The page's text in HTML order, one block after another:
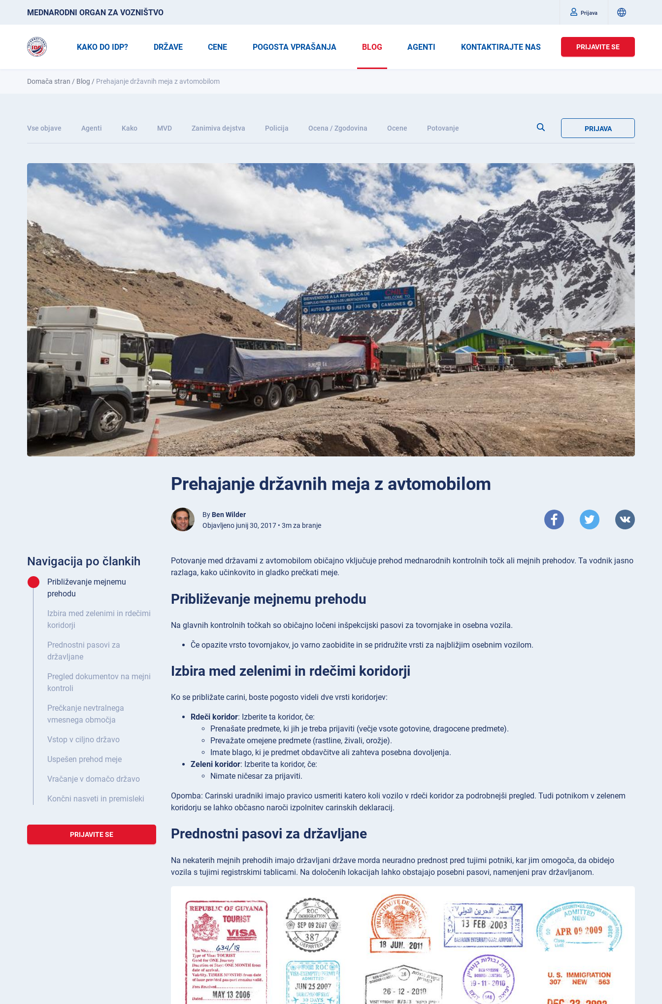
MEDNARODNI ORGAN ZA VOZNIŠTVO Prijava
KAKO DO IDP? DRŽAVE CENE POGOSTA VPRAŠANJA BLOG AGENTI KONTAKTIRAJTE NAS PRIJAVITE SE
Domača stran / Blog / Prehajanje državnih meja z avtomobilom
Vse objave Agenti Kako MVD Zanimiva dejstva Policija Ocena / Zgodovina Ocene Potovanje PRIJAVA
Prehajanje državnih meja z avtomobilom
By Ben Wilder
Objavljeno junij 30, 2017 • 3m za branje
Navigacija po člankih
Približevanje mejnemu
prehodu
Izbira med zelenimi in rdečimi
koridorji
Prednostni pasovi za
državljane
Pregled dokumentov na mejni
kontroli
Prečkanje nevtralnega
vmesnega območja
Vstop v ciljno državo
Uspešen prehod meje
Vračanje v domačo državo
Končni nasveti in premisleki
PRIJAVITE SE
Potovanje med državami z avtomobilom običajno vključuje prehod mednarodnih kontrolnih točk ali mejnih prehodov. Ta vodnik jasno
razlaga, kako učinkovito in gladko prečkati meje.
Približevanje mejnemu prehodu
Na glavnih kontrolnih točkah so običajno ločeni inšpekcijski pasovi za tovornjake in osebna vozila.
Če opazite vrsto tovornjakov, jo varno zaobidite in se pridružite vrsti za najbližjim osebnim vozilom.
Izbira med zelenimi in rdečimi koridorji
Ko se približate carini, boste pogosto videli dve vrsti koridorjev:
Rdeči koridor: Izberite ta koridor, če:
Prenašate predmete, ki jih je treba prijaviti (večje vsote gotovine, dragocene predmete).
Prevažate omejene predmete (rastline, živali, orožje).
Imate blago, ki je predmet obdavčitve ali zahteva posebna dovoljenja.
Zeleni koridor: Izberite ta koridor, če:
Nimate ničesar za prijaviti.
Opomba: Carinski uradniki imajo pravico usmeriti katero koli vozilo v rdeči koridor za podrobnejši pregled. Tudi potnikom v zelenem
koridorju se lahko občasno naroči izpolnitev carinskih deklaracij.
Prednostni pasovi za državljane
Na nekaterih mejnih prehodih imajo državljani države morda neuradno prednost pred tujimi potniki, kar jim omogoča, da obidejo
vozila s tujimi registrskimi tablicami. Na določenih lokacijah lahko obstajajo posebni pasovi, namenjeni prav državljanom.